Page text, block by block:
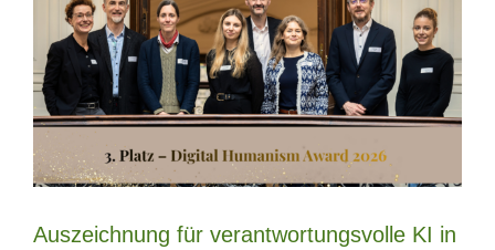
Auszeichnung für verantwortungsvolle KI in